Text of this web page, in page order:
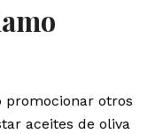
promocionar otros
aceites de oliva